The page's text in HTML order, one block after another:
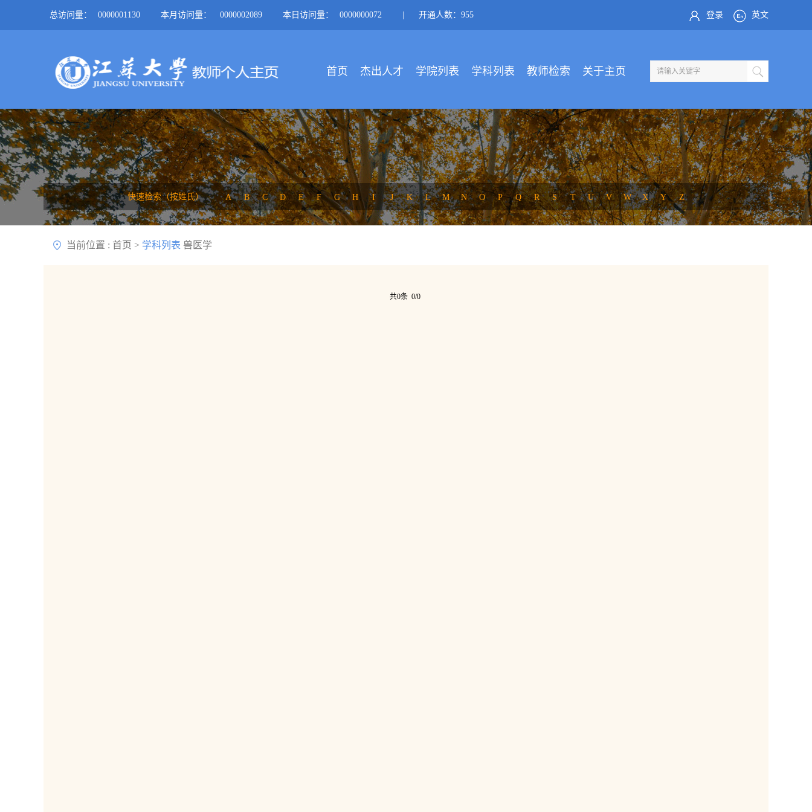
总访问量： 0000001130 本月访问量： 0000002089 本日访问量： 0000000072 开通人数：955 登录 英文
首页 杰出人才 学院列表 学科列表 教师检索 关于主页
快速检索（按姓氏） A B C D E F G H I J K L M N O P Q R S T U V W X Y Z
当前位置 : 首页 > 学科列表 兽医学
共0条 0/0